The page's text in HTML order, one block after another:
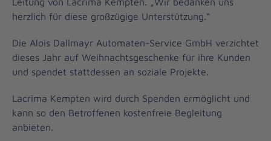
herzlich für diese großzügige Unterstützung.“
Die Alois Dallmayr Automaten-Service GmbH verzichtet
dieses Jahr auf Weihnachtsgeschenke für ihre Kunden
und spendet stattdessen an soziale Projekte.
Lacrima Kempten wird durch Spenden ermöglicht und
kann so den Betroffenen kostenfreie Begleitung
anbieten.